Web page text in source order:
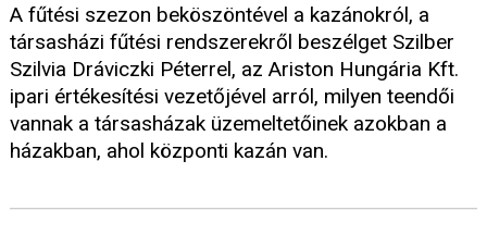
A fűtési szezon beköszöntével a kazánokról, a
társasházi fűtési rendszerekről beszélget Szilber
Szilvia Dráviczki Péterrel, az Ariston Hungária Kft.
ipari értékesítési vezetőjével arról, milyen teendői
vannak a társasházak üzemeltetőinek azokban a
házakban, ahol központi kazán van.